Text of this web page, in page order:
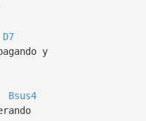
D7
y
Bsus4